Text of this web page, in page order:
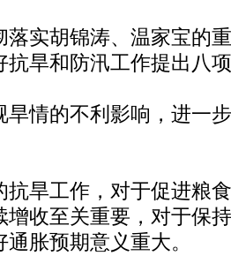
实胡锦涛、温家宝的
抗旱和防汛工作提出八
情的不利影响，进一
旱工作，对于促进粮
增收至关重要，对于保
胀预期意义重大。